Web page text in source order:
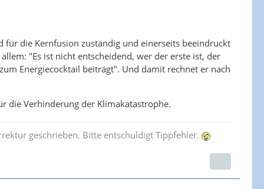
die Kernfusion zuständig und einerseits beeindruckt
"Es ist nicht entscheidend, wer der erste ist, der
Energiecocktail beiträgt". Und damit rechnet er nach
die Verhinderung der Klimakatastrophe.
geschrieben. Bitte entschuldigt Tippfehler.